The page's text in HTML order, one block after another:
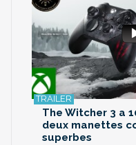
The Witcher 3 a
deux manettes
superbes